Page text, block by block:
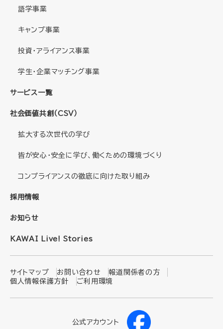
語学事業
キャンプ事業
投資・アライアンス事業
学生・企業マッチング事業
サービス一覧
社会価値共創（CSV）
拡大する次世代の学び
皆が安心・安全に学び、働くための環境づくり
コンプライアンスの徹底に向けた取り組み
採用情報
お知らせ
KAWAI Live! Stories
サイトマップ お問い合わせ
報道関係者の方
個人情報保護方針
ご利用環境
公式アカウント